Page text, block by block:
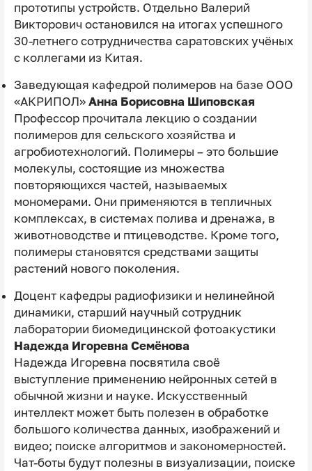
прототипы устройств. Отдельно Валерий
Викторович остановился на итогах успешного
30-летнего сотрудничества саратовских учёных
с коллегами из Китая.
Заведующая кафедрой полимеров на базе ООО
«АКРИПОЛ» Анна Борисовна Шиповская
Профессор прочитала лекцию о создании
полимеров для сельского хозяйства и
агробиотехнологий. Полимеры – это большие
молекулы, состоящие из множества
повторяющихся частей, называемых
мономерами. Они применяются в тепличных
комплексах, в системах полива и дренажа, в
животноводстве и птицеводстве. Кроме того,
полимеры становятся средствами защиты
растений нового поколения.
Доцент кафедры радиофизики и нелинейной
динамики, старший научный сотрудник
лаборатории биомедицинской фотоакустики
Надежда Игоревна Семёнова
Надежда Игоревна посвятила своё
выступление применению нейронных сетей в
обычной жизни и науке. Искусственный
интеллект может быть полезен в обработке
большого количества данных, изображений и
видео; поиске алгоритмов и закономерностей.
Чат-боты будут полезны в визуализации, поиске